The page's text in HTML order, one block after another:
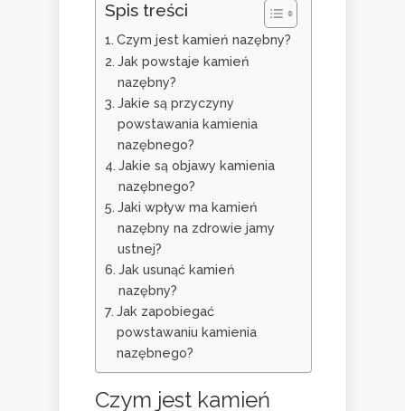
Spis treści
Czym jest kamień nazębny?
Jak powstaje kamień
nazębny?
Jakie są przyczyny
powstawania kamienia
nazębnego?
Jakie są objawy kamienia
nazębnego?
Jaki wpływ ma kamień
nazębny na zdrowie jamy
ustnej?
Jak usunąć kamień
nazębny?
Jak zapobiegać
powstawaniu kamienia
nazębnego?
Czym jest kamień